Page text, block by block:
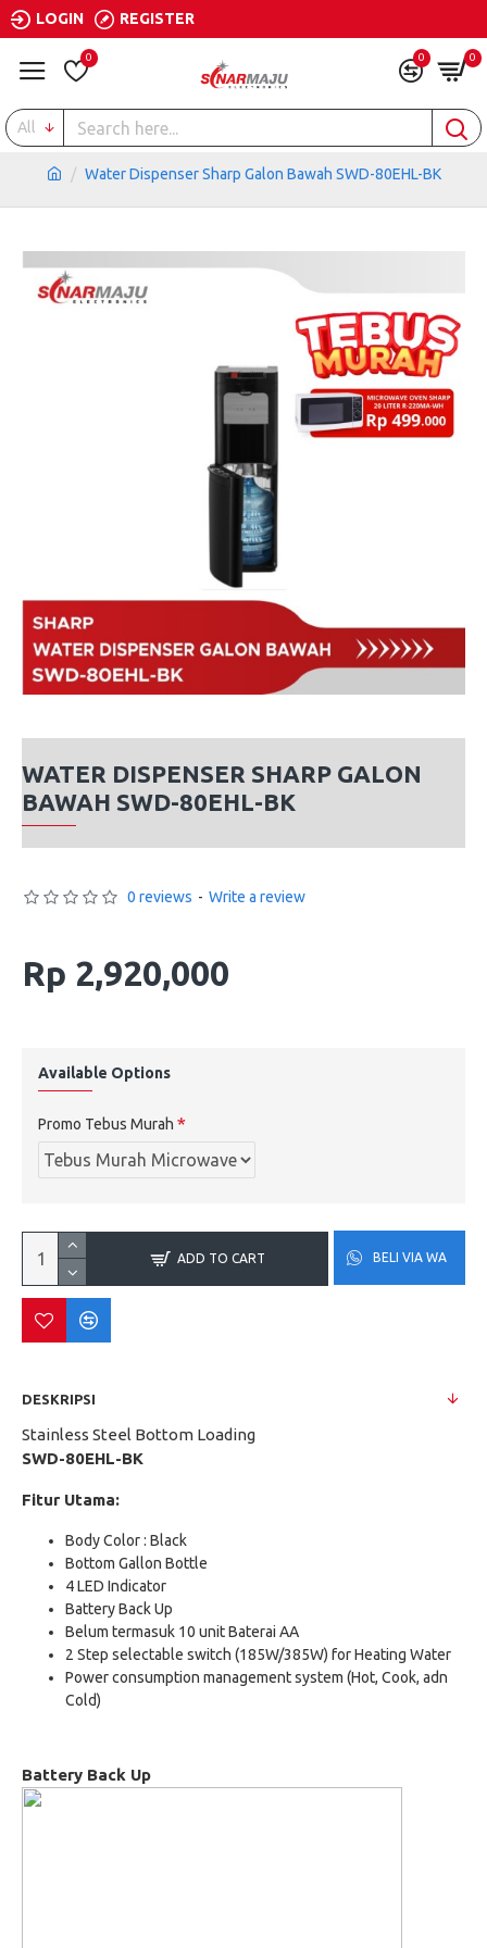
LOGIN REGISTER
0 0 0
All
Water Dispenser Sharp Galon Bawah SWD-80EHL-BK
WATER DISPENSER SHARP GALON
BAWAH SWD-80EHL-BK
0 reviews - Write a review
Rp 2,920,000
Available Options
Promo Tebus Murah
ADD TO CART BELI VIA WA
DESKRIPSI
Stainless Steel Bottom Loading
SWD-80EHL-BK
Fitur Utama:
Body Color : Black
Bottom Gallon Bottle
4 LED Indicator
Battery Back Up
Belum termasuk 10 unit Baterai AA
2 Step selectable switch (185W/385W) for Heating Water
Power consumption management system (Hot, Cook, adn
Cold)
Battery Back Up